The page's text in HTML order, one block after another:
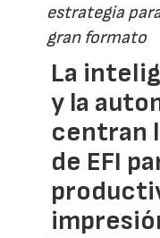
estrategia
gran formato
La
y la
centran
de EFI